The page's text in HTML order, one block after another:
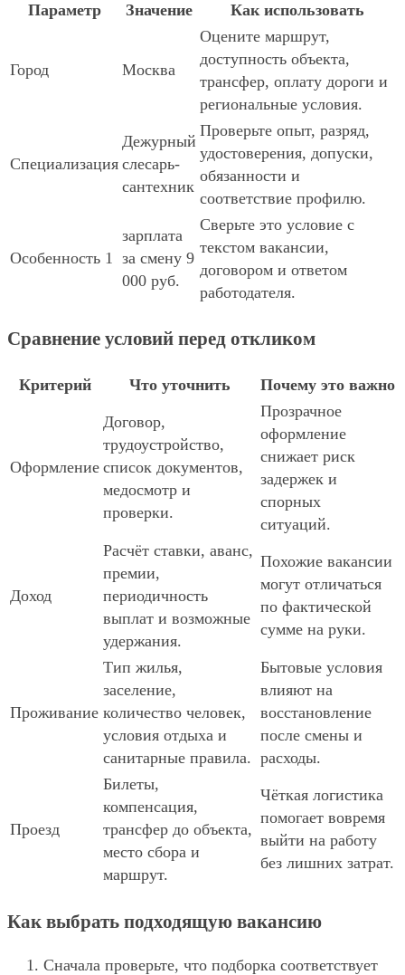
Параметр Значение Как использовать
Город Москва
Оцените маршрут,
доступность объекта,
трансфер, оплату дороги и
региональные условия.
Специализация
Дежурный
слесарь-
сантехник
Проверьте опыт, разряд,
удостоверения, допуски,
обязанности и
соответствие профилю.
Особенность 1
зарплата
за смену 9
000 руб.
Сверьте это условие с
текстом вакансии,
договором и ответом
работодателя.
Сравнение условий перед откликом
Критерий Что уточнить Почему это важно
Оформление
Договор,
трудоустройство,
список документов,
медосмотр и
проверки.
Прозрачное
оформление
снижает риск
задержек и
спорных
ситуаций.
Доход
Расчёт ставки, аванс,
премии,
периодичность
выплат и возможные
удержания.
Похожие вакансии
могут отличаться
по фактической
сумме на руки.
Проживание
Тип жилья,
заселение,
количество человек,
условия отдыха и
санитарные правила.
Бытовые условия
влияют на
восстановление
после смены и
расходы.
Проезд
Билеты,
компенсация,
трансфер до объекта,
место сбора и
маршрут.
Чёткая логистика
помогает вовремя
выйти на работу
без лишних затрат.
Как выбрать подходящую вакансию
Сначала проверьте, что подборка соответствует